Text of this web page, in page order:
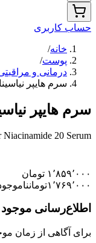
حساب کاربری
خانه/
پوست/
درمانی و
سرم هایپر
سرم هایپر
20 Serum
۱٬۸۵۹٬۰۰۰ تومان
۱٬۷۶۹٬۰۰۰تومان
اطلاع‌رسانی
برای آگاهی از زمان